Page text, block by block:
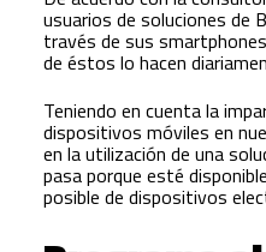
usuarios de soluciones de
través de sus
de éstos lo hacen
Teniendo en cuenta la
dispositivos móviles en
en la utilización de una
pasa porque esté
posible de dispositivos